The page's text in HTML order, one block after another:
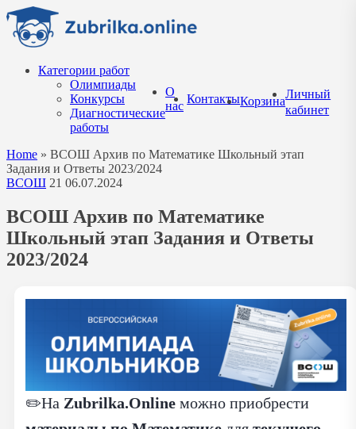
Перейти
содержанию
Категории работ
Олимпиады
Конкурсы
Диагностические
работы
О
нас
КонтактыКорзина
Личный
кабинет
Home » ВСОШ Архив по Математике Школьный этап
Задания и Ответы 2023/2024
ВСОШ 21 06.07.2024
ВСОШ Архив по Математике
Школьный этап Задания и Ответы
2023/2024
✏️На Zubrilka.Online можно приобрести